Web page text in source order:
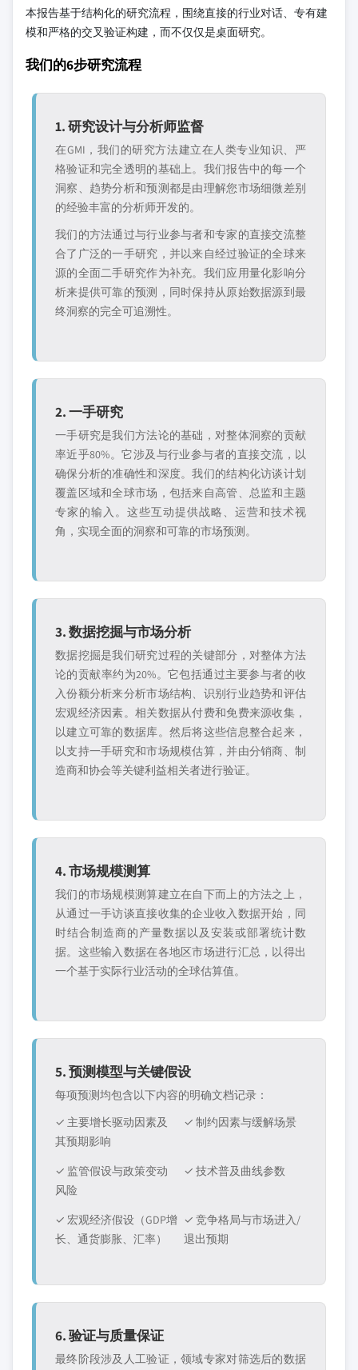
本报告基于结构化的研究流程，围绕直接的行业对话、专有建
模和严格的交叉验证构建，而不仅仅是桌面研究。
我们的6步研究流程
1. 研究设计与分析师监督
在GMI，我们的研究方法建立在人类专业知识、严
格验证和完全透明的基础上。我们报告中的每一个
洞察、趋势分析和预测都是由理解您市场细微差别
的经验丰富的分析师开发的。
我们的方法通过与行业参与者和专家的直接交流整
合了广泛的一手研究，并以来自经过验证的全球来
源的全面二手研究作为补充。我们应用量化影响分
析来提供可靠的预测，同时保持从原始数据源到最
终洞察的完全可追溯性。
2. 一手研究
一手研究是我们方法论的基础，对整体洞察的贡献
率近乎80%。它涉及与行业参与者的直接交流，以
确保分析的准确性和深度。我们的结构化访谈计划
覆盖区域和全球市场，包括来自高管、总监和主题
专家的输入。这些互动提供战略、运营和技术视
角，实现全面的洞察和可靠的市场预测。
3. 数据挖掘与市场分析
数据挖掘是我们研究过程的关键部分，对整体方法
论的贡献率约为20%。它包括通过主要参与者的收
入份额分析来分析市场结构、识别行业趋势和评估
宏观经济因素。相关数据从付费和免费来源收集，
以建立可靠的数据库。然后将这些信息整合起来，
以支持一手研究和市场规模估算，并由分销商、制
造商和协会等关键利益相关者进行验证。
4. 市场规模测算
我们的市场规模测算建立在自下而上的方法之上，
从通过一手访谈直接收集的企业收入数据开始，同
时结合制造商的产量数据以及安装或部署统计数
据。这些输入数据在各地区市场进行汇总，以得出
一个基于实际行业活动的全球估算值。
5. 预测模型与关键假设
每项预测均包含以下内容的明确文档记录：
✓ 主要增长驱动因素及
其预期影响
✓ 制约因素与缓解场景
✓ 监管假设与政策变动
风险
✓ 技术普及曲线参数
✓ 宏观经济假设（GDP增
长、通货膨胀、汇率）
✓ 竞争格局与市场进入/
退出预期
6. 验证与质量保证
最终阶段涉及人工验证，领域专家对筛选后的数据